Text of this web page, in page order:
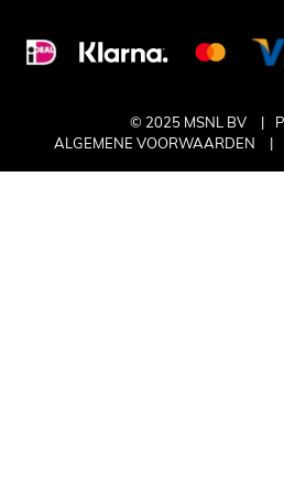
© 2025 MSNL BV
ALGEMENE VOORWAARDEN